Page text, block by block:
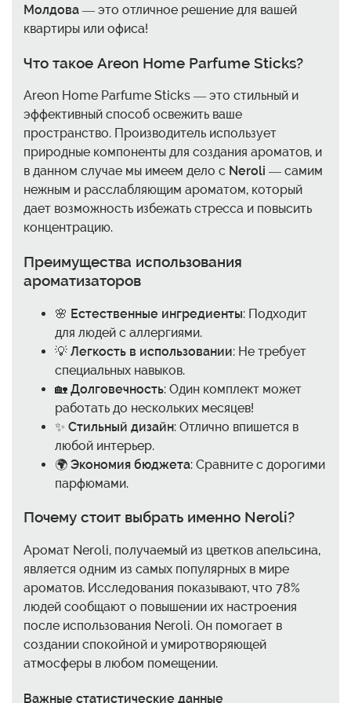
Молдова — это отличное решение для вашей
квартиры или офиса!
Что такое Areon Home Parfume Sticks?
Areon Home Parfume Sticks — это стильный и
эффективный способ освежить ваше
пространство. Производитель использует
природные компоненты для создания ароматов, и
в данном случае мы имеем дело с Neroli — самим
нежным и расслабляющим ароматом, который
дает возможность избежать стресса и повысить
концентрацию.
Преимущества использования
ароматизаторов
🌸 Естественные ингредиенты: Подходит
для людей с аллергиями.
💡 Легкость в использовании: Не требует
специальных навыков.
🏡 Долговечность: Один комплект может
работать до нескольких месяцев!
✨ Стильный дизайн: Отлично впишется в
любой интерьер.
🌍 Экономия бюджета: Сравните с дорогими
парфюмами.
Почему стоит выбрать именно Neroli?
Аромат Neroli, получаемый из цветков апельсина,
является одним из самых популярных в мире
ароматов. Исследования показывают, что 78%
людей сообщают о повышении их настроения
после использования Neroli. Он помогает в
создании спокойной и умиротворяющей
атмосферы в любом помещении.
Важные статистические данные